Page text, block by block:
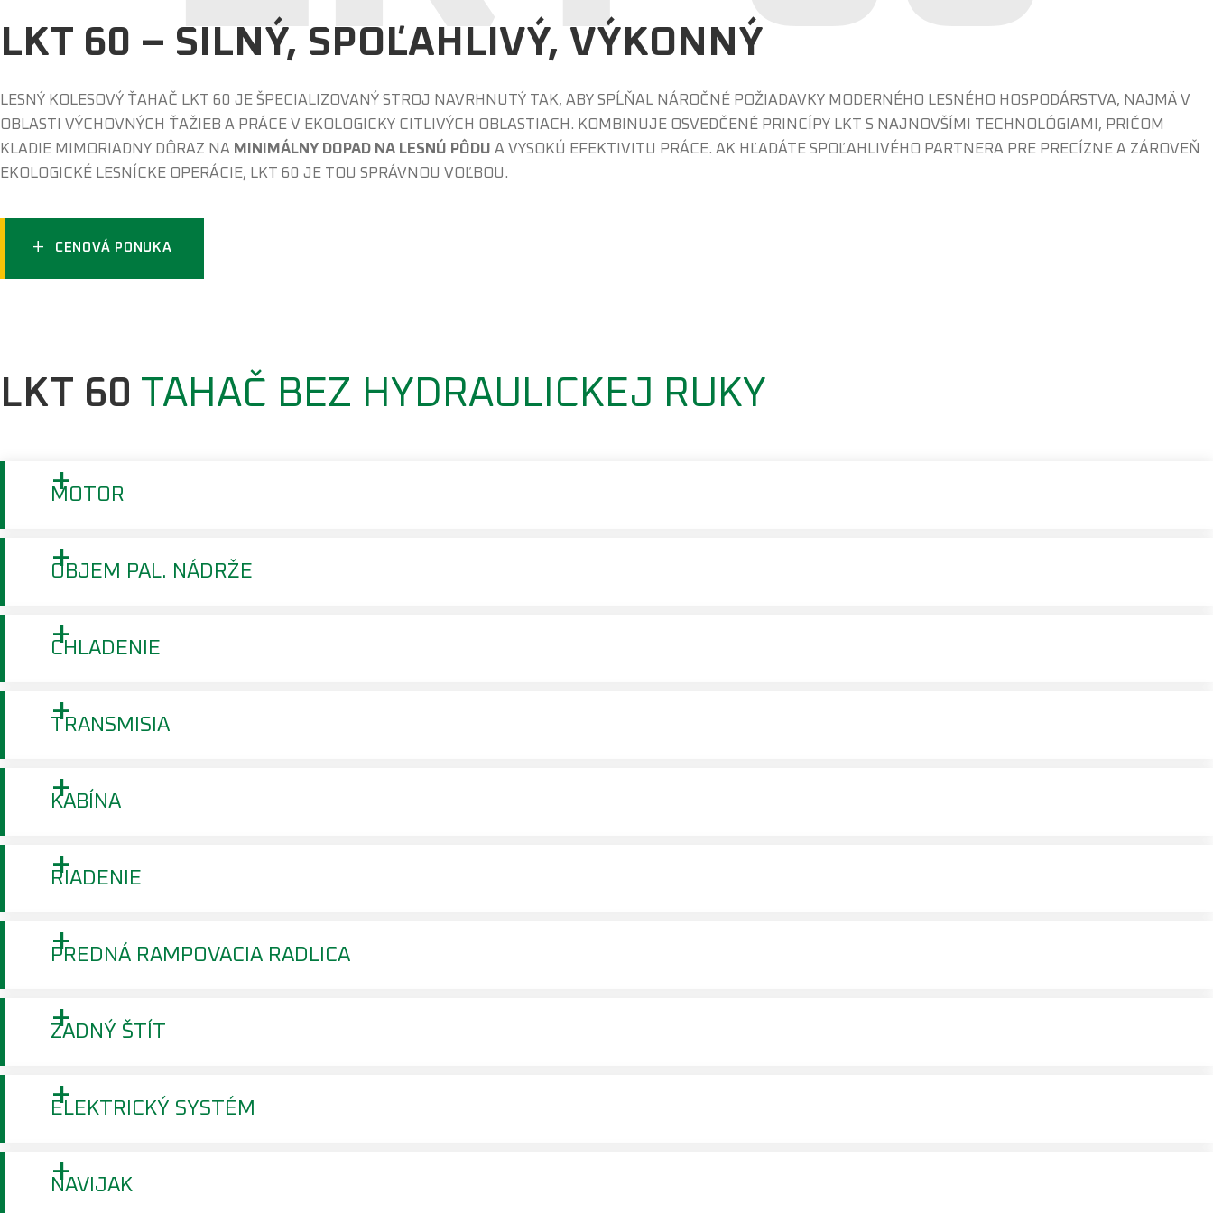
LKT 60 – SILNÝ, SPOĽAHLIVÝ, VÝKONNÝ
LESNÝ KOLESOVÝ ŤAHAČ LKT 60 JE ŠPECIALIZOVANÝ STROJ NAVRHNUTÝ TAK, ABY SPĹŇAL NÁROČNÉ POŽIADAVKY MODERNÉHO LESNÉHO HOSPODÁRSTVA, NAJMÄ V
OBLASTI VÝCHOVNÝCH ŤAŽIEB A PRÁCE V EKOLOGICKY CITLIVÝCH OBLASTIACH. KOMBINUJE OSVEDČENÉ PRINCÍPY LKT S NAJNOVŠÍMI TECHNOLÓGIAMI, PRIČOM
KLADIE MIMORIADNY DÔRAZ NA MINIMÁLNY DOPAD NA LESNÚ PÔDU A VYSOKÚ EFEKTIVITU PRÁCE. AK HĽADÁTE SPOĽAHLIVÉHO PARTNERA PRE PRECÍZNE A ZÁROVEŇ
EKOLOGICKÉ LESNÍCKE OPERÁCIE, LKT 60 JE TOU SPRÁVNOU VOĽBOU.
+ CENOVÁ PONUKA
LKT 60 TAHAČ BEZ HYDRAULICKEJ RUKY
+
MOTOR
+
OBJEM PAL. NÁDRŽE
+
CHLADENIE
+
TRANSMISIA
+
KABÍNA
+
RIADENIE
+
PREDNÁ RAMPOVACIA RADLICA
+
ZADNÝ ŠTÍT
+
ELEKTRICKÝ SYSTÉM
+
NAVIJAK